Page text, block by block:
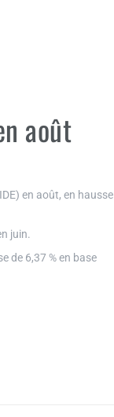
août
en août, en hausse
juin.
de 6,37 % en base